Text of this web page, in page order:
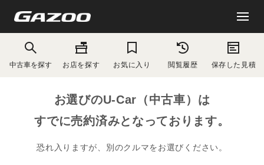
中古車を探す お店を探す お気に入り 閲覧履歴 保存した見積
お選びのU-Car（中古車）は
すでに売約済みとなっております。
恐れ入りますが、別のクルマをお選びください。